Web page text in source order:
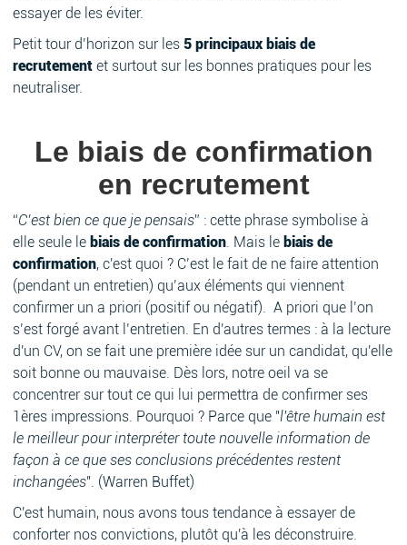
essayer de les éviter.
Petit tour d’horizon sur les5 principaux biais de
recrutement et surtout sur les bonnes pratiques pour les
neutraliser.
Le biais de confirmation
en recrutement
“C’est bien ce que je pensais” : cette phrase symbolise à
elle seule le biais de confirmation. Mais le biais de
confirmation, c'est quoi ? C’est le fait de ne faire attention
(pendant un entretien) qu’aux éléments qui viennent
confirmer un a priori (positif ou négatif). A priori que l’on
s’est forgé avant l’entretien. En d'autres termes : à la lecture
d'un CV, on se fait une première idée sur un candidat, qu'elle
soit bonne ou mauvaise. Dès lors, notre oeil va se
concentrer sur tout ce qui lui permettra de confirmer ses
1ères impressions. Pourquoi ? Parce que "l'être humain est
le meilleur pour interpréter toute nouvelle information de
façon à ce que ses conclusions précédentes restent
inchangées". (Warren Buffet)
C'est humain, nous avons tous tendance à essayer de
conforter nos convictions, plutôt qu'à les déconstruire.